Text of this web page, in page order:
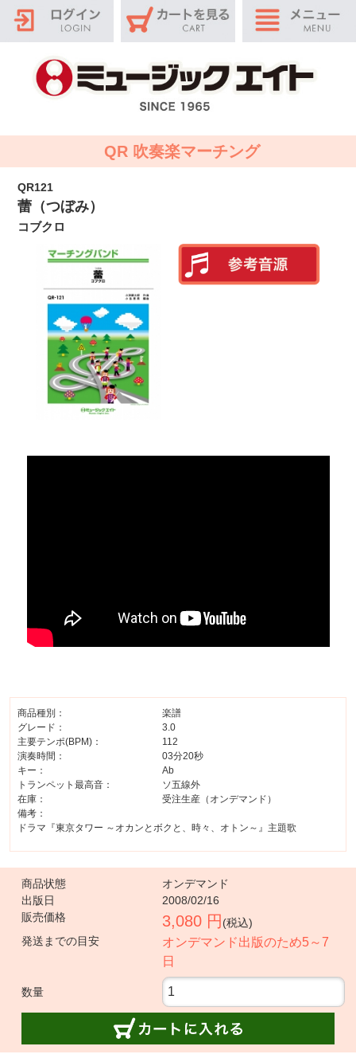
QR 吹奏楽マーチング
QR121
蕾（つぼみ）
コブクロ
商品種別：
楽譜
グレード：
3.0
主要テンポ(BPM)：
112
演奏時間：
03分20秒
キー：
Ab
トランペット最高音：
ソ五線外
在庫：
受注生産（オンデマンド）
備考：
ドラマ『東京タワー ～オカンとボクと、時々、オトン～』主題歌
商品状態
オンデマンド
出版日
2008/02/16
販売価格
3,080 円 (税込)
発送までの目安
オンデマンド出版のため5～7
日
数量